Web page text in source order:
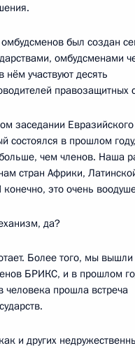
был создан
омбудсменами
нём участвуют десять
правозащитных
заседании
состоялся в прошлом году,
чем членов. Наша
стран Африки,
это очень
да?
Более того, мы
БРИКС, и в прошлом
прошла встреча
и других